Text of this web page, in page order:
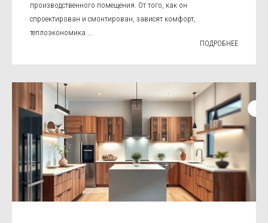
производственного помещения. От того, как он
спроектирован и смонтирован, зависят комфорт,
теплоэкономика ...
ПОДРОБНЕЕ